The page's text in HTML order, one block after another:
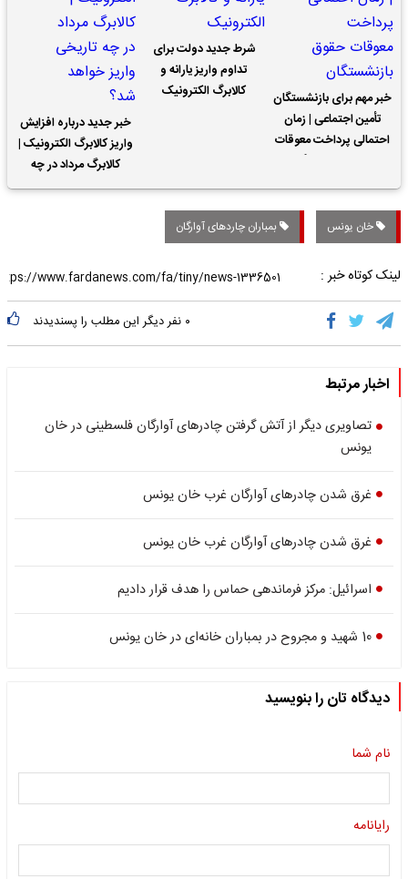
خبر مهم برای بازنشستگان
تأمین اجتماعی | زمان
احتمالی پرداخت معوقات
شرط جدید دولت برای
تداوم واریز یارانه و
کالابرگ الکترونیک
خبر جدید درباره افزایش
واریز کالابرگ الکترونیک |
کالابرگ مرداد در چه
تاریخی واریز خواهد شد؟
خان یونس بمباران چاردهای آوارگان
لینک کوتاه خبر :
۰ نفر دیگر این مطلب را پسندیدند
اخبار مرتبط
تصاویری دیگر از آتش گرفتن چادرهای آوارگان فلسطینی در خان
یونس
غرق شدن چادرهای آوارگان غرب خان یونس
غرق شدن چادرهای آوارگان غرب خان یونس
اسرائیل: مرکز فرماندهی حماس را هدف قرار دادیم
10 شهید و مجروح در بمباران خانه‌ای در خان یونس
دیدگاه تان را بنویسید
نام شما
رایانامه